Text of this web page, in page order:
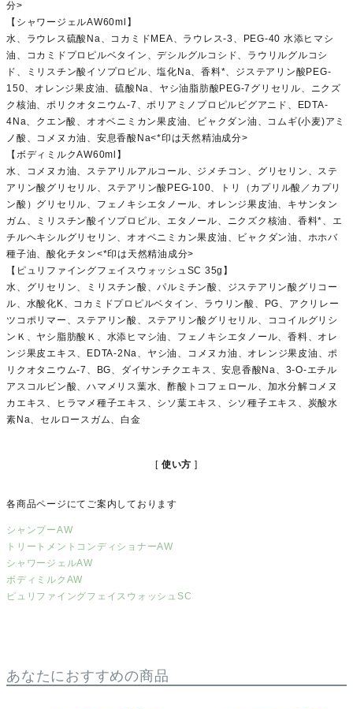
分>
【シャワージェルAW60ml】
水、ラウレス硫酸Na、コカミドMEA、ラウレス-3、PEG-40 水添ヒマシ
油、コカミドプロピルベタイン、デシルグルコシド、ラウリルグルコシ
ド、ミリスチン酸イソプロピル、塩化Na、香料*、ジステアリン酸PEG-
150、オレンジ果皮油、硫酸Na、ヤシ油脂肪酸PEG-7グリセリル、ニクズ
ク核油、ポリクオタニウム-7、ポリアミノプロピルビグアニド、EDTA-
4Na、クエン酸、オオベニミカン果皮油、ビャクダン油、コムギ(小麦)アミ
ノ酸、コメヌカ油、安息香酸Na<*印は天然精油成分>
【ボディミルクAW60ml】
水、コメヌカ油、ステアリルアルコール、ジメチコン、グリセリン、ステ
アリン酸グリセリル、ステアリン酸PEG-100、トリ（カプリル酸／カプリ
ン酸）グリセリル、フェノキシエタノール、オレンジ果皮油、キサンタン
ガム、ミリスチン酸イソプロピル、エタノール、ニクズク核油、香料*、エ
チルヘキシルグリセリン、オオベニミカン果皮油、ビャクダン油、ホホバ
種子油、酸化チタン<*印は天然精油成分>
【ピュリファイングフェイスウォッシュSC 35g】
水、グリセリン、ミリスチン酸、パルミチン酸、ジステアリン酸グリコー
ル、水酸化K、コカミドプロピルベタイン、ラウリン酸、PG、アクリレー
ツコポリマー、ステアリン酸、ステアリン酸グリセリル、ココイルグリシ
ンＫ、ヤシ脂肪酸Ｋ、水添ヒマシ油、フェノキシエタノール、香料、オレ
ンジ果皮エキス、EDTA-2Na、ヤシ油、コメヌカ油、オレンジ果皮油、ポ
リクオタニウム-7、BG、ダイサンチクエキス、安息香酸Na、3-O-エチル
アスコルビン酸、ハマメリス葉水、酢酸トコフェロール、加水分解コメヌ
カエキス、ヒラマメ種子エキス、シソ葉エキス、シソ種子エキス、炭酸水
素Na、セルロースガム、白金
使い方
各商品ページにてご案内しております
シャンプーAW
トリートメントコンディショナーAW
シャワージェルAW
ボディミルクAW
ピュリファイングフェイスウォッシュSC
あなたにおすすめの商品